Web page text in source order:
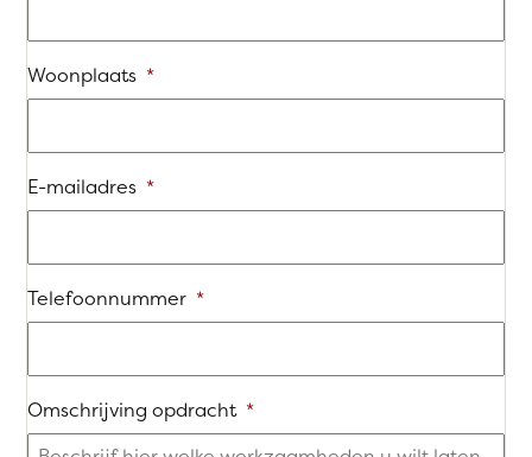
Woonplaats *
E-mailadres *
Telefoonnummer *
Omschrijving opdracht *